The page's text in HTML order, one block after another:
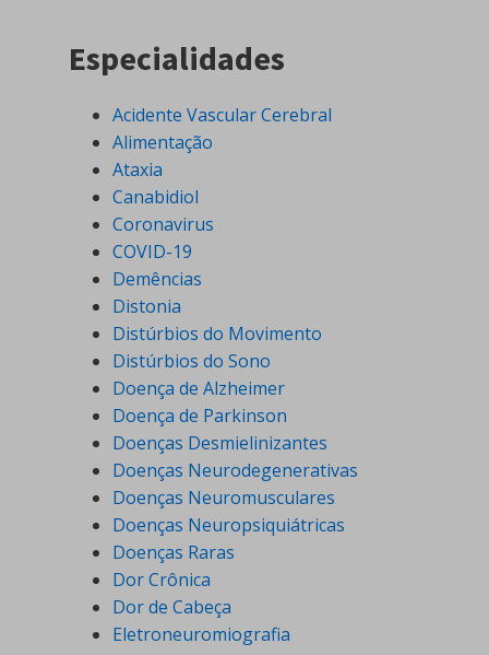
Especialidades
Acidente Vascular Cerebral
Alimentação
Ataxia
Canabidiol
Coronavirus
COVID-19
Demências
Distonia
Distúrbios do Movimento
Distúrbios do Sono
Doença de Alzheimer
Doença de Parkinson
Doenças Desmielinizantes
Doenças Neurodegenerativas
Doenças Neuromusculares
Doenças Neuropsiquiátricas
Doenças Raras
Dor Crônica
Dor de Cabeça
Eletroneuromiografia